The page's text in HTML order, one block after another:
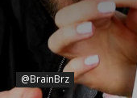
@BrainBrz